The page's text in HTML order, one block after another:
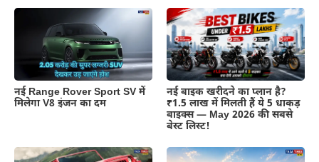
नई Range Rover Sport SV में
मिलेगा V8 इंजन का दम
नई बाइक खरीदने का प्लान है?
₹1.5 लाख में मिलती हैं ये 5 धाकड़
बाइक्स — May 2026 की सबसे
बेस्ट लिस्ट!